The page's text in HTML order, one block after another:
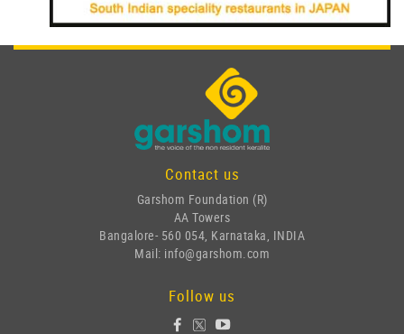
Contact us
Garshom Foundation (R)
AA Towers
Bangalore- 560 054, Karnataka, INDIA
Mail: info@garshom.com
Follow us